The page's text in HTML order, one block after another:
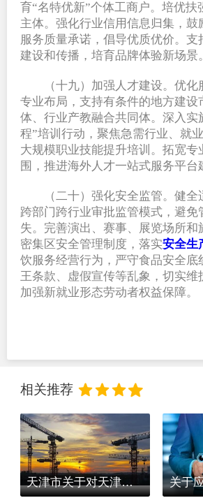
育“名特优新”个体工商户。培优扶
主体。强化行业信用信息归集，鼓
服务质量承诺，倡导优质优价。支
建设和传播，培育品牌体验新场景。
（十九）加强人才建设。优
专业布局，支持有条件的地方建设
体、行业产教融合共同体。深入实
程”培训行动，聚焦急需行业、就
大规模职业技能提升培训。拓宽专
围，推进海外人才一站式服务平台
（二十）强化安全监管。健
跨部门跨行业审批监管模式，避免
失。完善演出、赛事、展览场所和
密集区安全管理制度，落实安全生
饮服务经营行为，严守食品安全底
王条款、虚假宣传等乱象，切实维
加强新就业形态劳动者权益保障。
相关推荐
天津市关于对天津市招投标远程异地评标系统业务需求调研的通知